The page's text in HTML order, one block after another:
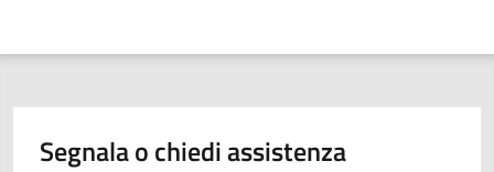
Segnala o chiedi assistenza